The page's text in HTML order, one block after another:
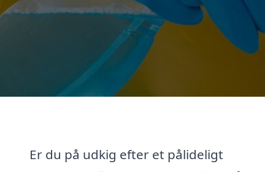
Er du på udkig efter et pålideligt